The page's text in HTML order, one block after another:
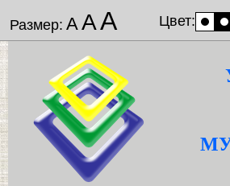
Размер: ААА Цвет: